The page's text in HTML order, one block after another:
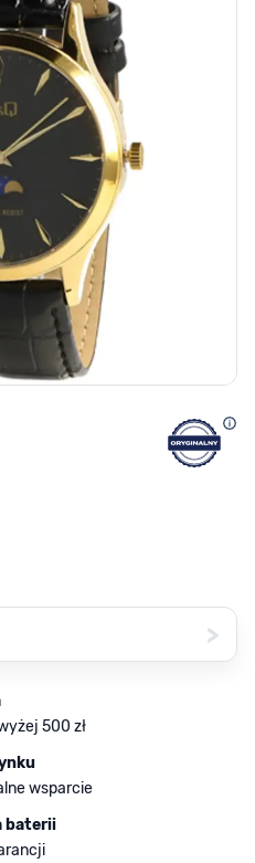
>
500 zł
wsparcie
baterii